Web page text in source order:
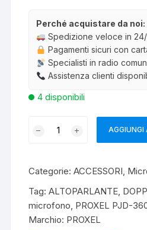
Perché acquistare da noi:
Spedizione veloce in
Pagamenti sicuri con
Specialisti in radio
Assistenza clienti
4 disponibili
F3
MICRO/ALTOPARLANTE
quantità
AGGIUNGI
Categorie:ACCESSORI,
Tag:ALTOPARLANTE,
microfono, PROXEL PJD-
Marchio: PROXEL